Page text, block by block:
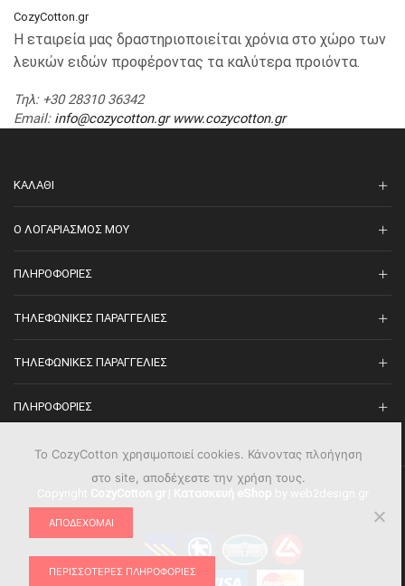
CozyCotton.gr
Η εταιρεία μας δραστηριοποιείται χρόνια στο χώρο των
λευκών ειδών προφέροντας τα καλύτερα προιόντα.
Τηλ: +30 28310 36342
Email: info@cozycotton.gr www.cozycotton.gr
ΚΑΛΆΘΙ
O ΛΟΓΑΡΙΑΣΜΌΣ ΜΟΥ
ΠΛΗΡΟΦΟΡΊΕΣ
ΤΗΛΕΦΩΝΙΚΈΣ ΠΑΡΑΓΓΕΛΊΕΣ
ΤΗΛΕΦΩΝΙΚΈΣ ΠΑΡΑΓΓΕΛΊΕΣ
ΠΛΗΡΟΦΟΡΊΕΣ
Το CozyCotton χρησιμοποιεί cookies. Κάνοντας πλοήγηση
στο site, αποδέχεστε την χρήση τους.
ΑΠΟΔΈΧΟΜΑΙ
ΠΕΡΙΣΣΌΤΕΡΕΣ ΠΛΗΡΟΦΟΡΊΕΣ